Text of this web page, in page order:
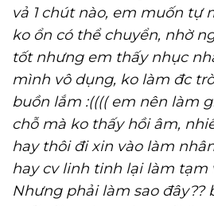
vả 1 chút nào, em muốn tự
ko ổn có thể chuyển, nhờ
tốt nhưng em thấy nhục
mình vô dụng, ko làm đc
buồn lắm :(((( em nên làm
chỗ mà ko thấy hồi âm,
hay thôi đi xin vào làm
hay cv linh tinh lại làm tạm
Nhưng phải làm sao đây??